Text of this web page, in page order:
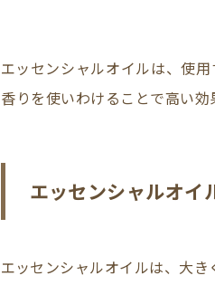
エッセンシャルオイルは、使用する植物によって、香りや作用が異なります。目的に合わせて
香りを使いわけることで高い効
エッセンシャルオ
エッセンシャルオイルは、大